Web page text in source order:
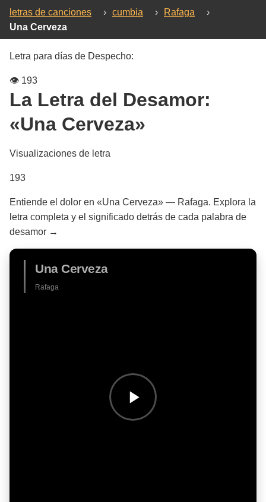
letras de canciones › cumbia › Rafaga
›
Una Cerveza
Letra para días de Despecho:
👁️ 193
La Letra del Desamor:
«Una Cerveza»
Visualizaciones de letra
193
Entiende el dolor en «Una Cerveza» — Rafaga. Explora la
letra completa y el significado detrás de cada palabra de
desamor →
Una Cerveza
Rafaga